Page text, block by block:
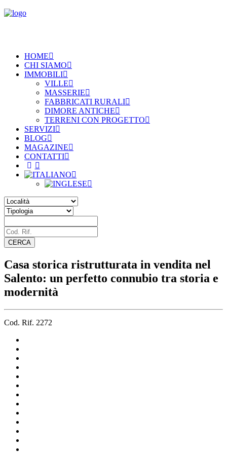
HOME
CHI SIAMO
IMMOBILI
VILLE
MASSERIE
FABBRICATI RURALI
DIMORE ANTICHE
TERRENI CON PROGETTO
SERVIZI
BLOG
MAGAZINE
CONTATTI
Casa storica ristrutturata in vendita nel
Salento: un perfetto connubio tra storia e
modernità
Cod. Rif. 2272